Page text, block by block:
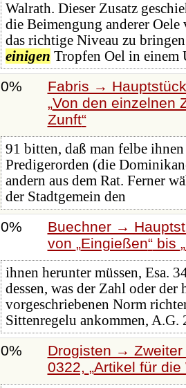
Walrath. Dieser Zusatz
die Beimengung anderer
das richtige Niveau zu
einigen Tropfen Oel in einem
0%
Fabris →
Von den einzelnen
Zunft
91 bitten, daß man felbe
Predigerorden (die
andern aus dem Rat. Ferner
der Stadtgemein den
0%
Buechner →
von Eingießen bis
ihnen herunter müssen, Esa.
dessen, was der Zahl oder der
vorgeschriebenen Norm
Sittenregelu ankommen, A.G.
0%
Drogisten →
0322,
Artikel für die